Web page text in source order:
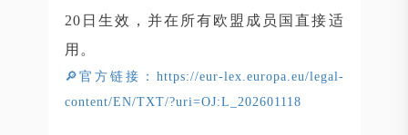
20日生效，并在所有欧盟成员国直接适
用。
🔎官方链接：https://eur-lex.europa.eu/legal-
content/EN/TXT/?uri=OJ:L_202601118